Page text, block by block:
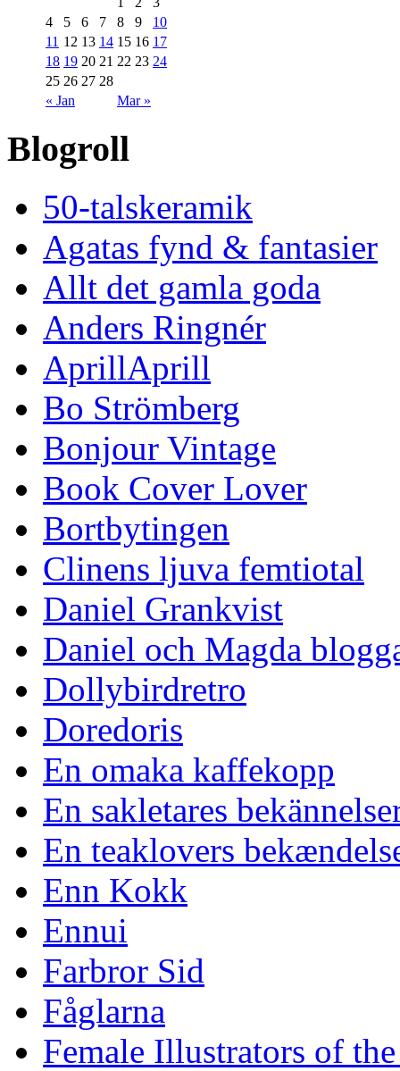
« Jan Mar »
4
5 6 7 8 9
10
11 12 13 14 15 16 17
18 19 20 21 22 23 24
25 26 27 28
Blogroll
50-talskeramik
Agatas fynd & fantasier
Allt det gamla goda
Anders Ringnér
AprillAprill
Bo Strömberg
Bonjour Vintage
Book Cover Lover
Bortbytingen
Clinens ljuva femtiotal
Daniel Grankvist
Daniel och Magda
Dollybirdretro
Doredoris
En omaka kaffekopp
En sakletares
En teaklovers
Enn Kokk
Ennui
Farbror Sid
Fåglarna
Female Illustrators of